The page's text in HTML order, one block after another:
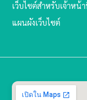
เว็บไซต์สำหรับเจ้าหน้
แผนผังเว็บไซต์